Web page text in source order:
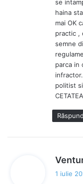
se
haina
mai OK
practic ,
semne
parca in
politist
1 iulie